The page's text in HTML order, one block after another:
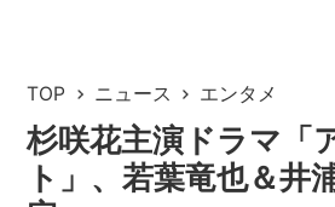
TOP ニュース エンタメ
杉咲花主演ドラマ「
ト」、若葉竜也＆井